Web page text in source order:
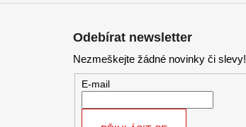
Odebírat newsletter
Nezmeškejte žádné novinky či slevy!
E-mail